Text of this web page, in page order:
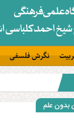
نگرش فلسفی
علم